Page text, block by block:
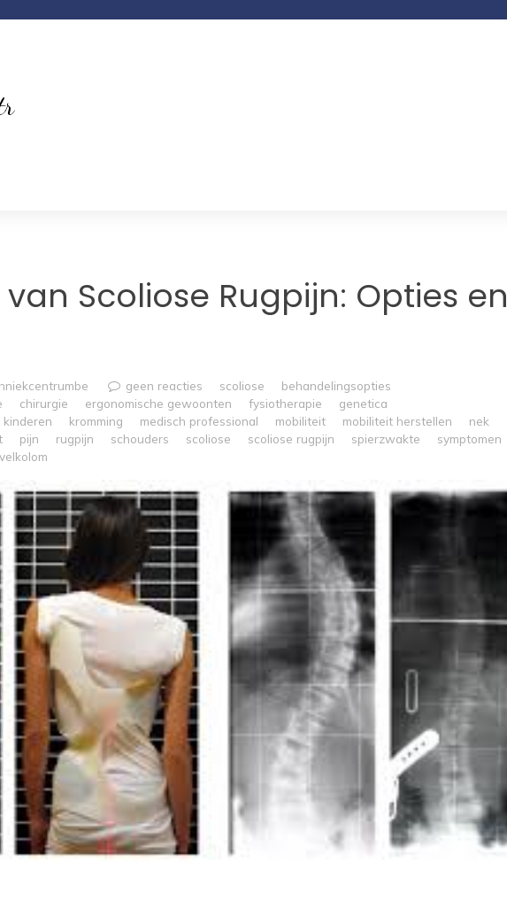
Scoliose Rugpijn: Opties en
geen reacties scoliose
behandelingsopties
chirurgie ergonomische gewoonten fysiotherapie
genetica
kinderen kromming medisch professional mobiliteit mobiliteit herstellen
nek
pijn rugpijn schouders scoliose scoliose rugpijn spierzwakte
symptomen